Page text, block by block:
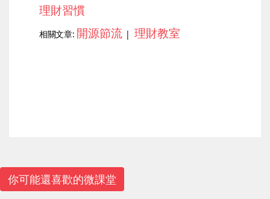
理財習慣
相關文章: 開源節流 | 理財教室
你可能還喜歡的微課堂